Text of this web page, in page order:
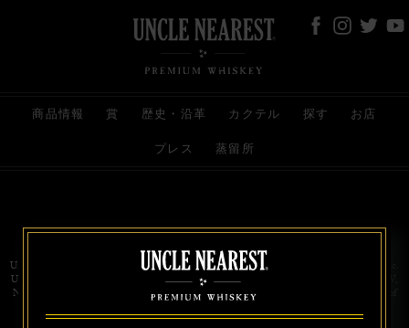
商品情報 賞 歴史・沿革 カクテル 探す お店
プレス 蒸留所
お問い合わせ 代理店 規約と条件
プライバシー
Uncle Nearest Premium Whiskey is wholly and independently owned by Uncle Nearest, Inc.
UNCLE NEAREST, THE BEST WHISKEY MAKER THE WORLD NEVER KNEW,
NATHAN GREEN, NEAREST GREEN, and DRINK HONORABLY are trademarks of